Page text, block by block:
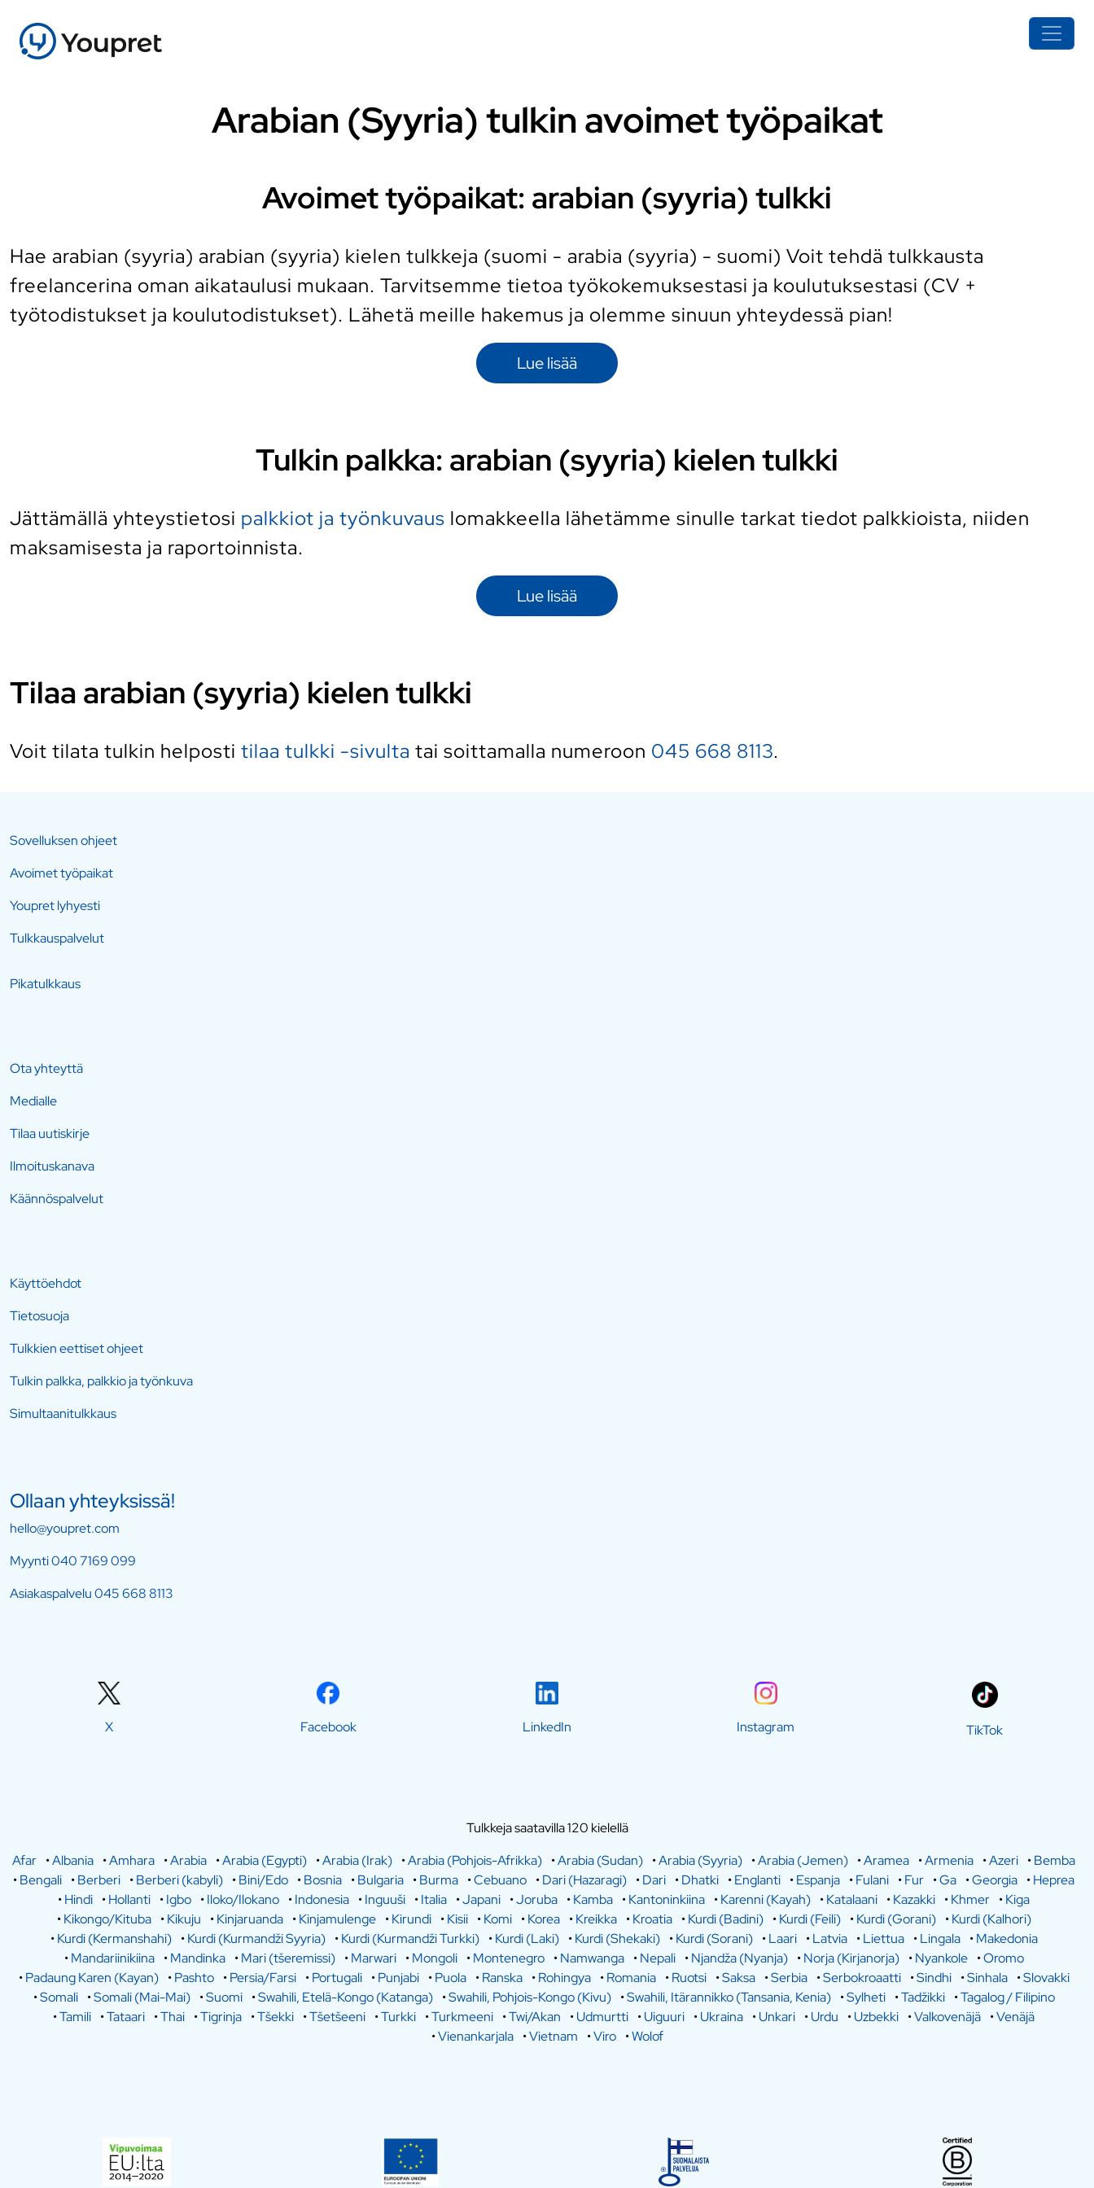
Arabian (Syyria) tulkin avoimet työpaikat
Avoimet työpaikat: arabian (syyria) tulkki
Hae arabian (syyria) arabian (syyria) kielen tulkkeja (suomi - arabia (syyria) - suomi) Voit tehdä tulkkausta
freelancerina oman aikataulusi mukaan. Tarvitsemme tietoa työkokemuksestasi ja koulutuksestasi (CV +
työtodistukset ja koulutodistukset). Lähetä meille hakemus ja olemme sinuun yhteydessä pian!
Lue lisää
Tulkin palkka: arabian (syyria) kielen tulkki
Jättämällä yhteystietosi palkkiot ja työnkuvaus lomakkeella lähetämme sinulle tarkat tiedot palkkioista, niiden
maksamisesta ja raportoinnista.
Lue lisää
Tilaa arabian (syyria) kielen tulkki
Voit tilata tulkin helposti tilaa tulkki -sivulta tai soittamalla numeroon 045 668 8113.
Sovelluksen ohjeet
Avoimet työpaikat
Youpret lyhyesti
Tulkkauspalvelut
Pikatulkkaus
Ota yhteyttä
Medialle
Tilaa uutiskirje
Ilmoituskanava
Käännöspalvelut
Käyttöehdot
Tietosuoja
Tulkkien eettiset ohjeet
Tulkin palkka, palkkio ja työnkuva
Simultaanitulkkaus
Ollaan yhteyksissä!
hello@youpret.com
Myynti040 7169 099
Asiakaspalvelu045 668 8113
X Facebook LinkedIn Instagram TikTok
Tulkkeja saatavilla 120 kielellä
Afar •Albania •Amhara •Arabia •Arabia (Egypti) •Arabia (Irak) •Arabia (Pohjois-Afrikka) •Arabia (Sudan) •Arabia (Syyria) •Arabia (Jemen) •Aramea •Armenia •Azeri •Bemba
•Bengali •Berberi •Berberi (kabyli) •Bini/Edo •Bosnia •Bulgaria •Burma •Cebuano •Dari (Hazaragi) •Dari •Dhatki •Englanti •Espanja •Fulani •Fur •Ga •Georgia •Heprea
•Hindi •Hollanti •Igbo •Iloko/Ilokano •Indonesia •Inguuši •Italia •Japani •Joruba •Kamba •Kantoninkiina •Karenni (Kayah) •Katalaani •Kazakki •Khmer •Kiga
•Kikongo/Kituba •Kikuju •Kinjaruanda •Kinjamulenge •Kirundi •Kisii •Komi •Korea •Kreikka •Kroatia •Kurdi (Badini) •Kurdi (Feili) •Kurdi (Gorani) •Kurdi (Kalhori)
•Kurdi (Kermanshahi) •Kurdi (Kurmandži Syyria) •Kurdi (Kurmandži Turkki) •Kurdi (Laki) •Kurdi (Shekaki) •Kurdi (Sorani) •Laari •Latvia •Liettua •Lingala •Makedonia
•Mandariinikiina •Mandinka •Mari (tšeremissi) •Marwari •Mongoli •Montenegro •Namwanga •Nepali •Njandža (Nyanja) •Norja (Kirjanorja) •Nyankole •Oromo
•Padaung Karen (Kayan) •Pashto •Persia/Farsi •Portugali •Punjabi •Puola •Ranska •Rohingya •Romania •Ruotsi •Saksa •Serbia •Serbokroaatti •Sindhi •Sinhala •Slovakki
•Somali •Somali (Mai-Mai) •Suomi •Swahili, Etelä-Kongo (Katanga) •Swahili, Pohjois-Kongo (Kivu) •Swahili, Itärannikko (Tansania, Kenia) •Sylheti •Tadžikki •Tagalog / Filipino
•Tamili •Tataari •Thai •Tigrinja •Tšekki •Tšetšeeni •Turkki •Turkmeeni •Twi/Akan •Udmurtti •Uiguuri •Ukraina •Unkari •Urdu •Uzbekki •Valkovenäjä •Venäjä
•Vienankarjala •Vietnam •Viro •Wolof